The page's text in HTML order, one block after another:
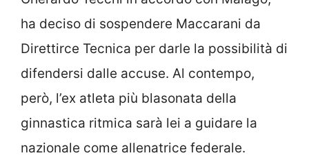
ha deciso di sospendere Maccarani da
Direttirce Tecnica per darle la possibilità di
difendersi dalle accuse. Al contempo,
però, l’ex atleta più blasonata della
ginnastica ritmica sarà lei a guidare la
nazionale come allenatrice federale.